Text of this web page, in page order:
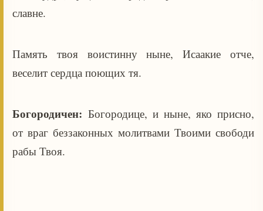
славне.
Память твоя воистинну ныне, Исаакие отче,
веселит сердца поющих тя.
Богородичен: Богородице, и ныне, яко присно,
от враг беззаконных молитвами Твоими свободи
рабы Твоя.